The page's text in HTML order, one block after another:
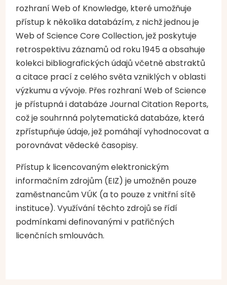
rozhraní Web of Knowledge, které umožňuje
přístup k několika databázím, z nichž jednou je
Web of Science Core Collection, jež poskytuje
retrospektivu záznamů od roku 1945 a obsahuje
kolekci bibliografických údajů včetně abstraktů
a citace prací z celého světa vzniklých v oblasti
výzkumu a vývoje. Přes rozhraní Web of Science
je přístupná i databáze Journal Citation Reports,
což je souhrnná polytematická databáze, která
zpřístupňuje údaje, jež pomáhají vyhodnocovat a
porovnávat vědecké časopisy.
Přístup k licencovaným elektronickým
informačním zdrojům (EIZ) je umožněn pouze
zaměstnancům VÚK (a to pouze z vnitřní sítě
instituce). Využívání těchto zdrojů se řídí
podmínkami definovanými v patřičných
licenčních smlouvách.